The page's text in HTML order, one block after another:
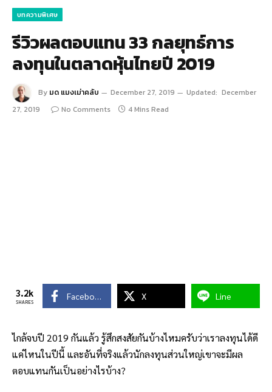
บทความพิเศษ
รีวิวผลตอบแทน 33 กลยุทธ์การ
ลงทุนในตลาดหุ้นไทยปี 2019
By มด แมงเม่าคลับ December 27, 2019 Updated: December
27, 2019
No Comments 4 Mins Read
3.2k
SHARES
Facebook X Line
ไกล้จบปี 2019 กันแล้ว รู้สึกสงสัยกันบ้างไหมครับว่าเราลงทุนได้ดี
แค่ไหนในปีนี้ และอันที่จริงแล้วนักลงทุนส่วนใหญ่เขาจะมีผล
ตอบแทนกันเป็นอย่างไรบ้าง?